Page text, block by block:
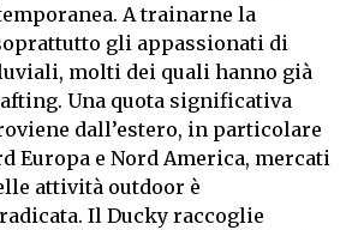
A trainarne la
gli appassionati di
molti dei quali hanno già
Una quota significativa
dall’estero, in particolare
Europa e Nord America, mercati
attività outdoor è
Il Ducky raccoglie